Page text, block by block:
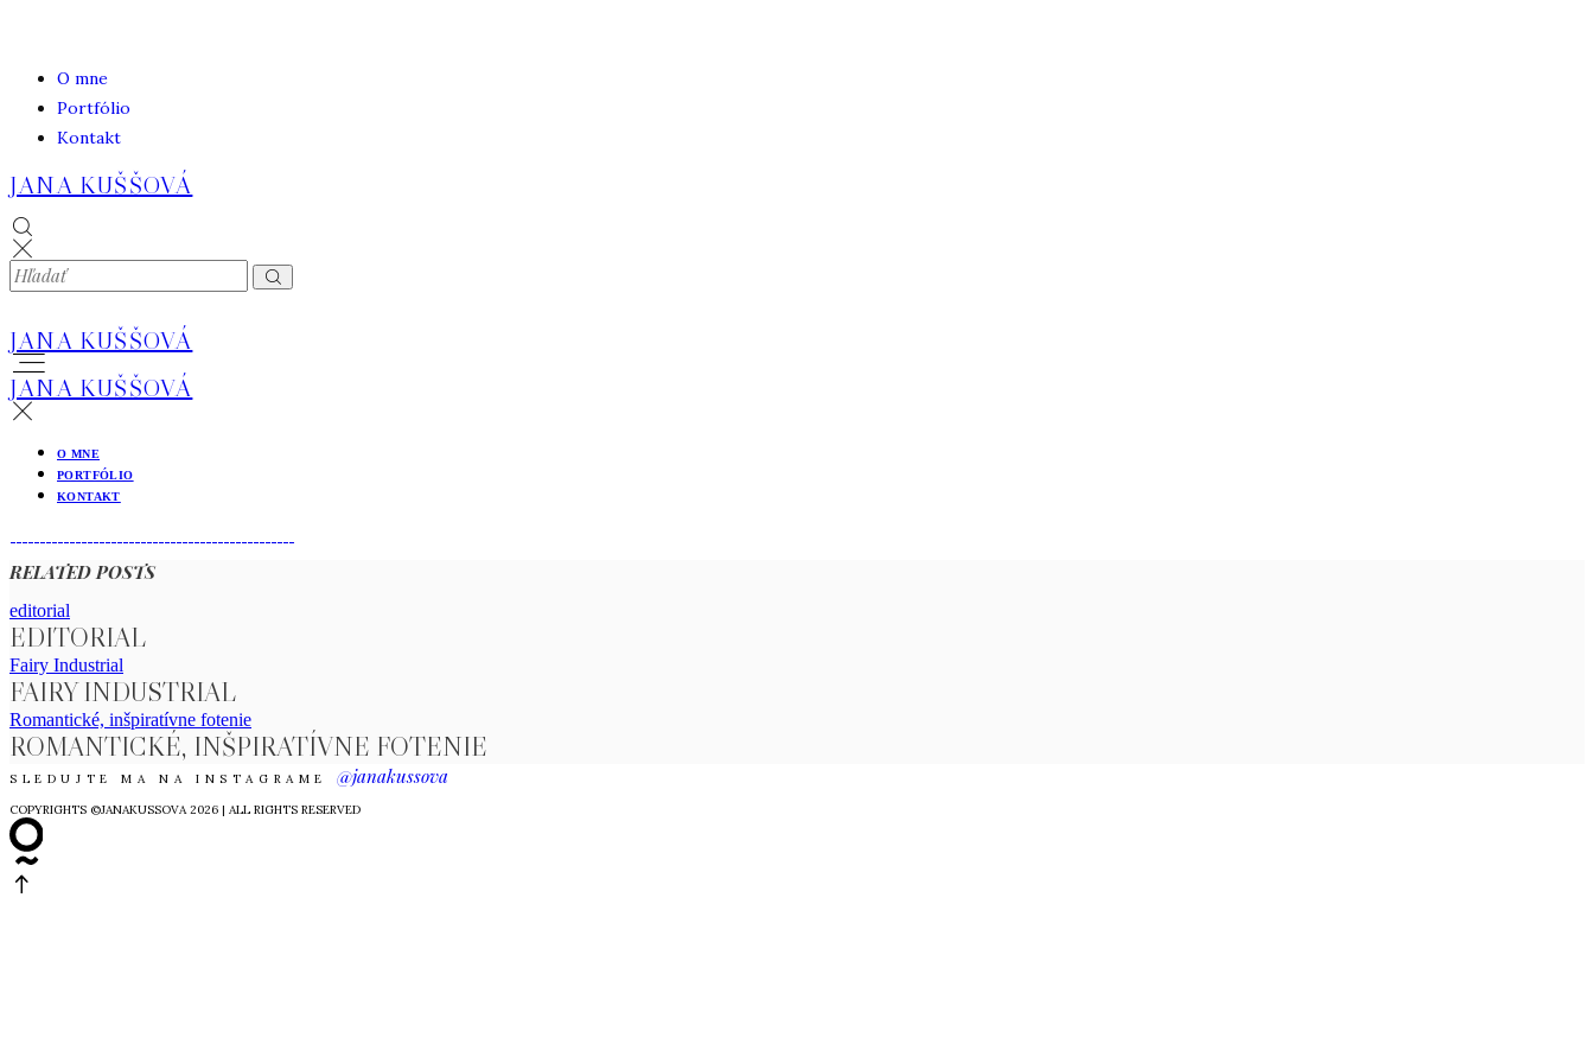
O mne
Portfólio
Kontakt
JANA KUŠŠOVÁ
JANA KUŠŠOVÁ
JANA KUŠŠOVÁ
O MNE
PORTFÓLIO
KONTAKT
RELATED POSTS
editorial
EDITORIAL
Fairy Industrial
FAIRY INDUSTRIAL
Romantické, inšpiratívne fotenie
ROMANTICKÉ, INŠPIRATÍVNE FOTENIE
SLEDUJTE MA NA INSTAGRAME @janakussova
COPYRIGHTS ©JANAKUSSOVA 2026 | ALL RIGHTS RESERVED